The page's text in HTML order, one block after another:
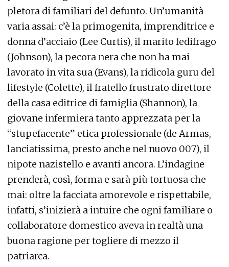
pletora di familiari del defunto. Un’umanità
varia assai: c’è la primogenita, imprenditrice e
donna d’acciaio (Lee Curtis), il marito fedifrago
(Johnson), la pecora nera che non ha mai
lavorato in vita sua (Evans), la ridicola guru del
lifestyle (Colette), il fratello frustrato direttore
della casa editrice di famiglia (Shannon), la
giovane infermiera tanto apprezzata per la
“stupefacente” etica professionale (de Armas,
lanciatissima, presto anche nel nuovo 007), il
nipote nazistello e avanti ancora. L’indagine
prenderà, così, forma e sarà più tortuosa che
mai: oltre la facciata amorevole e rispettabile,
infatti, s’inizierà a intuire che ogni familiare o
collaboratore domestico aveva in realtà una
buona ragione per togliere di mezzo il
patriarca.